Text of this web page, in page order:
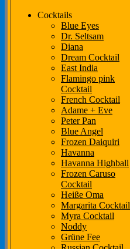
Cocktails
Blue Eyes
Dr. Seltsam
Diana
Dream Cocktail
East India
Flamingo pink
Cocktail
French Cocktail
Adame + Eve
Peter Pan
Blue Angel
Frozen Daiquiri
Havanna
Havanna Highball
Frozen Caruso
Cocktail
Heiße Oma
Margarita Cocktail
Myra Cocktail
Noddy
Grüne Fee